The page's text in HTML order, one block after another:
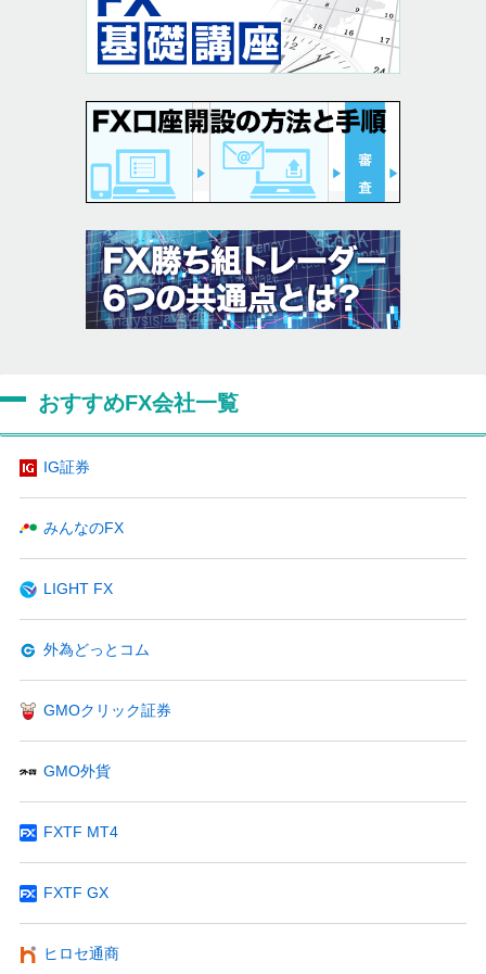
おすすめFX会社一覧
IG証券
みんなのFX
LIGHT FX
外為どっとコム
GMOクリック証券
GMO外貨
FXTF MT4
FXTF GX
ヒロセ通商